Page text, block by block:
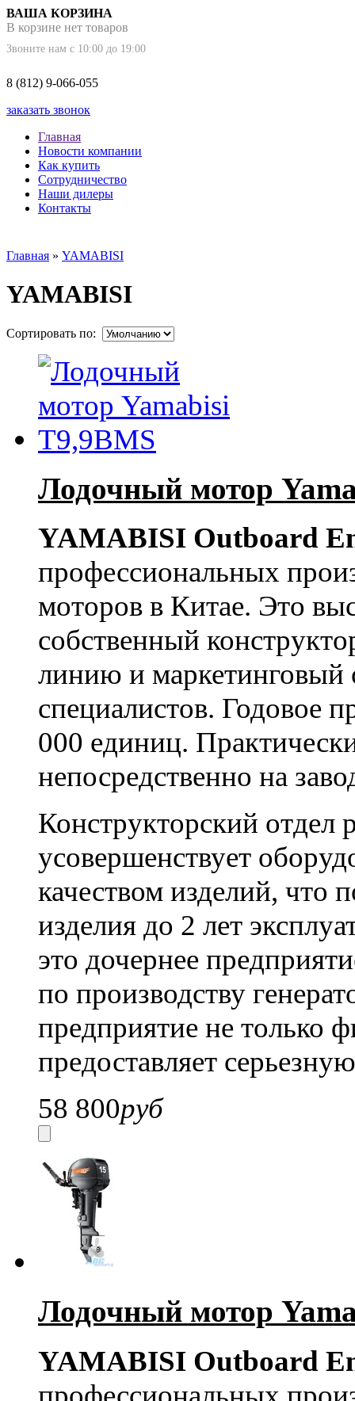
ВАША КОРЗИНА
В корзине нет товаров
Звоните нам с 10:00 до 19:00
8 (812) 9-066-055
заказать звонок
Главная
Новости компании
Как купить
Сотрудничество
Наши дилеры
Контакты
Главная » YAMABISI
YAMABISI
Сортировать по:
Лодочный мотор
YAMABISI Outboard
профессиональных
моторов в Китае. Это
собственный
линию и маркетинговый
специалистов. Годовое
000 единиц.
непосредственно на
Конструкторский отдел
усовершенствует
качеством изделий, что
изделия до 2 лет
это дочернее
по производству
предприятие не только
предоставляет
58 800руб
Лодочный мотор
YAMABISI Outboard